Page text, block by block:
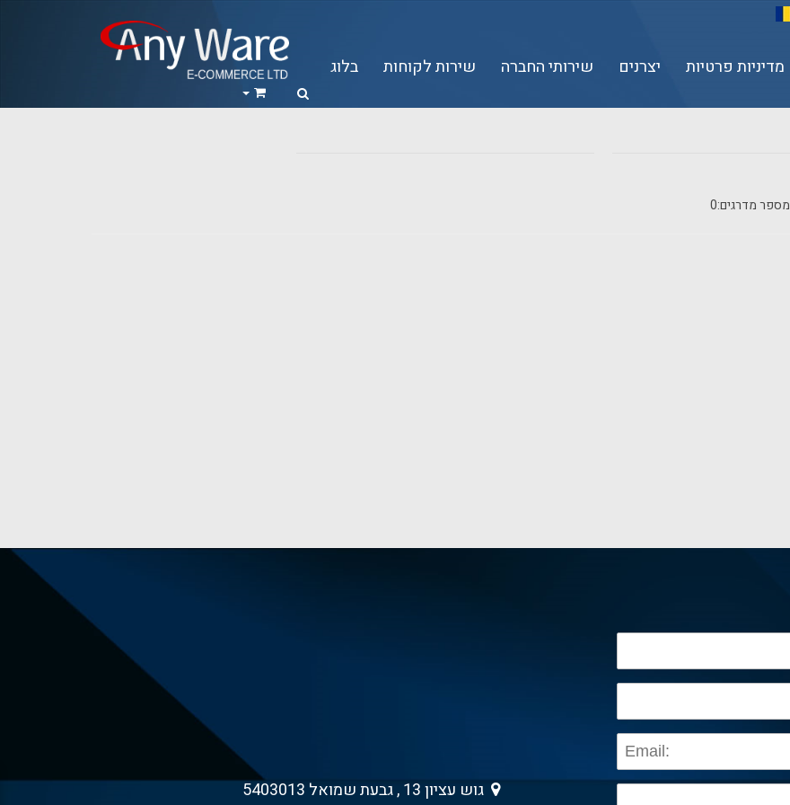
מדיניות פרטיות יצרנים שירותי החברה שירות לקוחות בלוג
מספר מדרגים:0
גוש עציון 13 , גבעת שמואל 5403013